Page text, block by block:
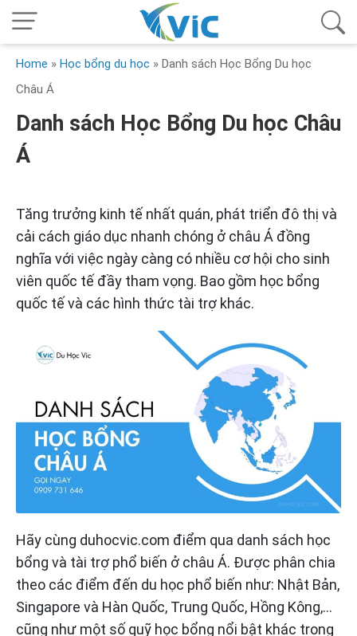
Home » Học bổng du học » Danh sách Học Bổng Du học
Châu Á
Danh sách Học Bổng Du học Châu
Á
Tăng trưởng kinh tế nhất quán, phát triển đô thị và
cải cách giáo dục nhanh chóng ở châu Á đồng
nghĩa với việc ngày càng có nhiều cơ hội cho sinh
viên quốc tế đầy tham vọng. Bao gồm học bổng
quốc tế và các hình thức tài trợ khác.
Hãy cùng duhocvic.com điểm qua danh sách học
bổng và tài trợ phổ biến ở châu Á. Được phân chia
theo các điểm đến du học phổ biến như: Nhật Bản,
Singapore và Hàn Quốc, Trung Quốc, Hồng Kông,…
cũng như một số quỹ học bổng nổi bật khác trong